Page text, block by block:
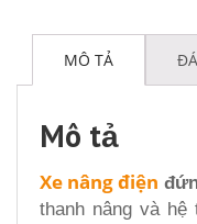
MÔ TẢ
Mô tả
Xe nâng điện
thanh nâng và hệ